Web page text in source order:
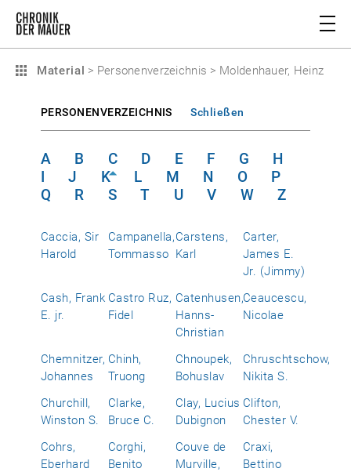
Material > Personenverzeichnis > Moldenhauer, Heinz
PERSONENVERZEICHNIS Schließen
A B C D E F G
H
I
J K L M N O
P
Q
R S T U V W Z
Caccia, Sir
Harold
Campanella,
Tommasso
Carstens,
Karl
Carter,
James E.
Jr. (Jimmy)
Cash, Frank
E. jr.
Castro Ruz,
Fidel
Catenhusen,
Hanns-
Christian
Ceaucescu,
Nicolae
Chemnitzer,
Johannes
Chinh,
Truong
Chnoupek,
Bohuslav
Chruschtschow,
Nikita S.
Churchill,
Winston S.
Clarke,
Bruce C.
Clay, Lucius
Dubignon
Clifton,
Chester V.
Cohrs,
Eberhard
Corghi,
Benito
Couve de
Murville,
Craxi,
Bettino